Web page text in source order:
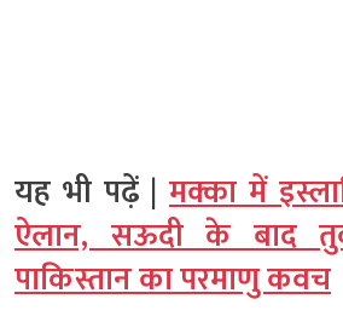
यह भी पढ़ें | मक्का में
ऐलान, सऊदी के बाद
पाकिस्तान का परमाणु कवच